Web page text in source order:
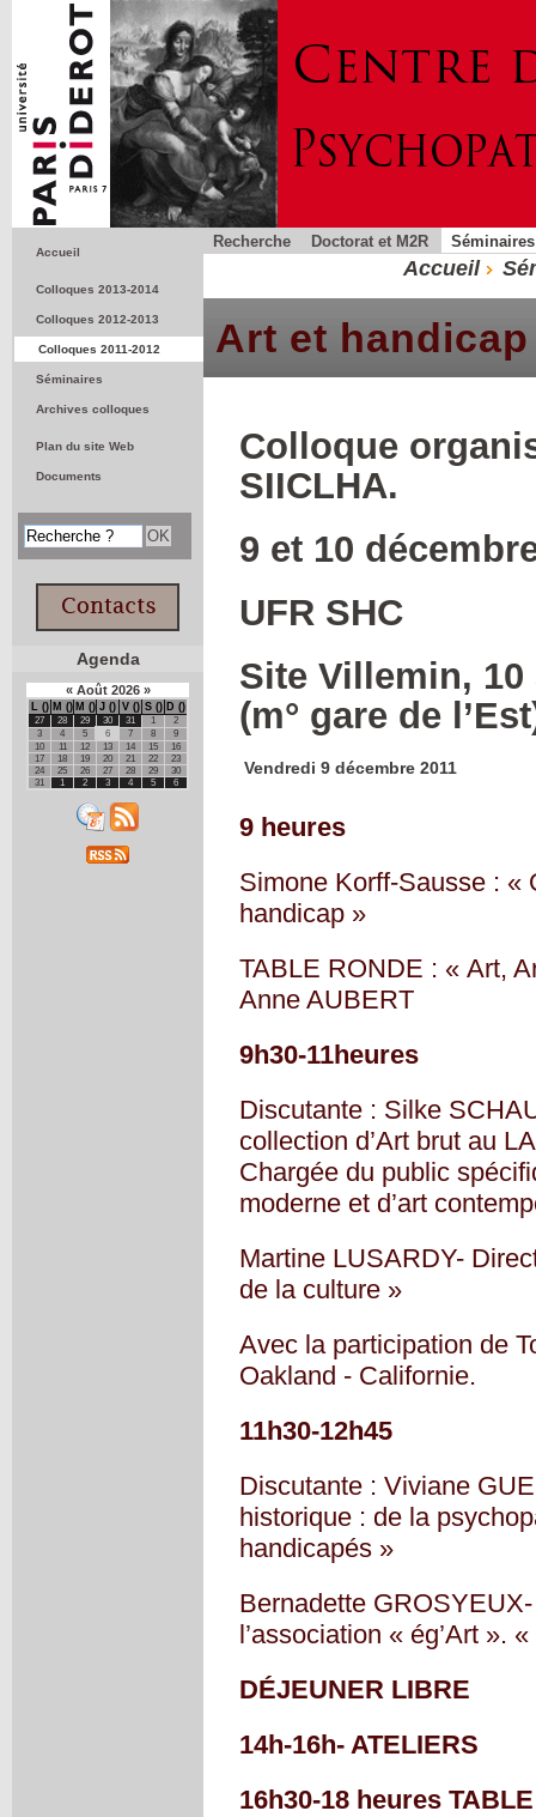
Recherche Doctorat et M2R
Accueil
Art et handicap
Colloque
SIICLHA.
9 et 10
UFR SHC
Site Villemin, 10
(m° gare de
Vendredi 9 décembre 2011
9 heures
Simone Korff-Sausse : «
handicap »
TABLE RONDE : « Art,
Anne AUBERT
9h30-11heures
Discutante : Silke
collection d’Art brut au
Chargée du public
moderne et d’art
Martine LUSARDY-
de la culture »
Avec la participation de
Oakland - Californie.
11h30-12h45
Discutante : Viviane
historique : de la
handicapés »
Bernadette
l’association « ég’Art ».
DÉJEUNER LIBRE
14h-16h- ATELIERS
16h30-18 heures
Accueil
Colloques 2013-2014
Colloques 2012-2013
Colloques 2011-2012
Séminaires
Archives colloques
Plan du site Web
Documents
Agenda
« Août 2026 »
L M M J V S D
27 28 29 30 31 1
2
3
4 5 6 7 8
9
10
11 12 13 14 15
16
17
18 19 20 21 22
23
24
25 26 27 28 29
30
31
1 2 3 4 5 6